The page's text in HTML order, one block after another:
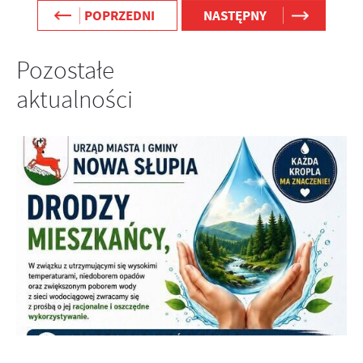
POPRZEDNI
NASTĘPNY
Pozostałe
aktualności